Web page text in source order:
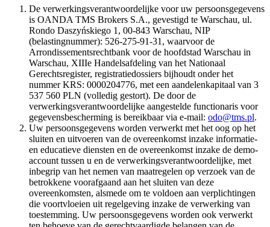
De verwerkingsverantwoordelijke voor uw persoonsgegevens
is OANDA TMS Brokers S.A., gevestigd te Warschau, ul.
Rondo Daszyńskiego 1, 00-843 Warschau, NIP
(belastingnummer): 526-275-91-31, waarvoor de
Arrondissementsrechtbank voor de hoofdstad Warschau in
Warschau, XIIIe Handelsafdeling van het Nationaal
Gerechtsregister, registratiedossiers bijhoudt onder het
nummer KRS: 0000204776, met een aandelenkapitaal van 3
537 560 PLN (volledig gestort). De door de
verwerkingsverantwoordelijke aangestelde functionaris voor
gegevensbescherming is bereikbaar via e-mail: odo@tms.pl.
Uw persoonsgegevens worden verwerkt met het oog op het
sluiten en uitvoeren van de overeenkomst inzake informatie-
en educatieve diensten en de overeenkomst inzake de demo-
account tussen u en de verwerkingsverantwoordelijke, met
inbegrip van het nemen van maatregelen op verzoek van de
betrokkene voorafgaand aan het sluiten van deze
overeenkomsten, alsmede om te voldoen aan verplichtingen
die voortvloeien uit regelgeving inzake de verwerking van
toestemming. Uw persoonsgegevens worden ook verwerkt